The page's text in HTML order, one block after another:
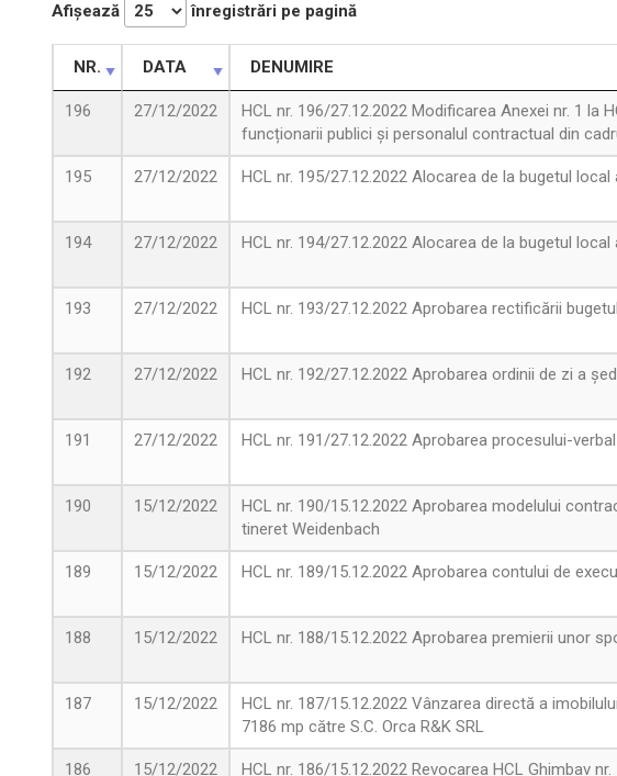
Afișează înregistrări pe pagină
NR. DATA DENUMIRE
196 27/12/2022
HCL nr. 196/27.12.2022 Modificarea Anexei nr. 1 la
funcționarii publici și personalul contractual din
195 27/12/2022
HCL nr. 195/27.12.2022 Alocarea de la bugetul
194 27/12/2022
HCL nr. 194/27.12.2022 Alocarea de la bugetul
193 27/12/2022
HCL nr. 193/27.12.2022 Aprobarea rectificării
192 27/12/2022
HCL nr. 192/27.12.2022 Aprobarea ordinii de zi a
191 27/12/2022
HCL nr. 191/27.12.2022 Aprobarea procesului-
190 15/12/2022
HCL nr. 190/15.12.2022 Aprobarea modelului
tineret Weidenbach
189 15/12/2022
HCL nr. 189/15.12.2022 Aprobarea contului de
188 15/12/2022
HCL nr. 188/15.12.2022 Aprobarea premierii unor
187 15/12/2022
HCL nr. 187/15.12.2022 Vânzarea directă a
7186 mp către S.C. Orca R&K SRL
186 15/12/2022
HCL nr. 186/15.12.2022 Revocarea HCL Ghimbav